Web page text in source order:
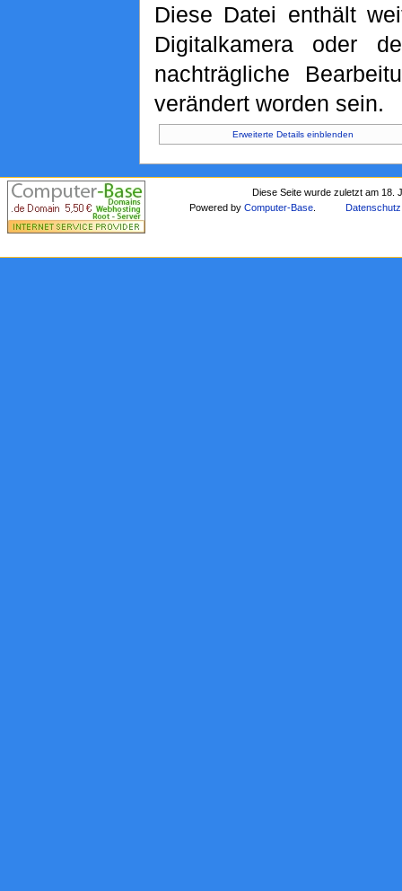
Diese Datei enthält
Digitalkamera oder
nachträgliche
verändert worden sein.
Erweiterte Details einblenden
Diese Seite wurde zuletzt am 18.
Powered byComputer-Base Datenschutz